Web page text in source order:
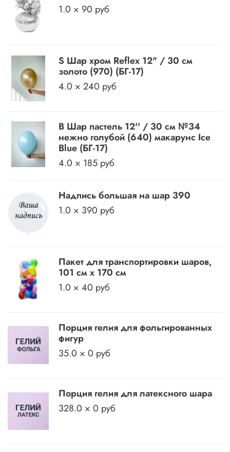
1.0 × 90 руб
S Шар хром Reflex 12" / 30 см
золото (970) (БГ-17)
4.0 × 240 руб
B Шар пастель 12'' / 30 см №34
нежно голубой (640) макарунс Ice
Blue (БГ-17)
4.0 × 185 руб
Надпись большая на шар 390
1.0 × 390 руб
Пакет для транспортировки шаров,
101 см х 170 см
1.0 × 40 руб
Порция гелия для фольгированных
фигур
35.0 × 0 руб
Порция гелия для латексного шара
328.0 × 0 руб